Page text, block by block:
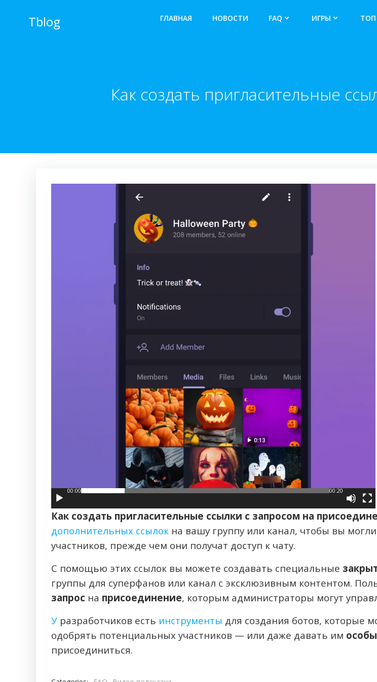
содержимому
Tblog ГЛАВНАЯ НОВОСТИ FAQ ИГРЫ
Как создать пригласительные
00:00 00:20
Как создать пригласительные ссылки с запросом на
дополнительных ссылок на вашу группу или канал, чтобы вы могли
участников, прежде чем они получат доступ к чату.
С помощью этих ссылок вы можете создавать специальные
группы для суперфанов или канал с эксклюзивным контентом.
запрос на присоединение, которым администраторы могут
У разработчиков есть инструменты для создания ботов, которые
одобрять потенциальных участников — или даже давать им
присоединиться.